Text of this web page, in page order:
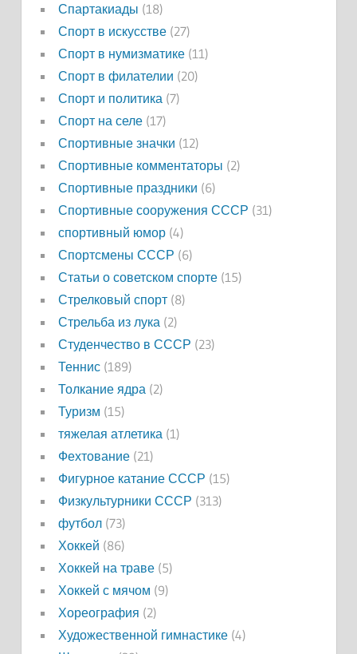
Спартакиады (18)
Спорт в искусстве(27)
Спорт в нумизматике(11)
Спорт в филателии (20)
Спорт и политика(7)
Спорт на селе(17)
Спортивные значки (12)
Спортивные комментаторы (2)
Спортивные праздники (6)
Спортивные сооружения СССР (31)
спортивный юмор(4)
Спортсмены СССР (6)
Статьи о советском спорте(15)
Стрелковый спорт(8)
Стрельба из лука(2)
Студенчество в СССР (23)
Теннис(189)
Толкание ядра(2)
Туризм (15)
тяжелая атлетика(1)
Фехтование(21)
Фигурное катание СССР (15)
Физкультурники СССР (313)
футбол(73)
Хоккей (86)
Хоккей на траве(5)
Хоккей с мячом (9)
Хореография (2)
Художественной гимнастике(4)